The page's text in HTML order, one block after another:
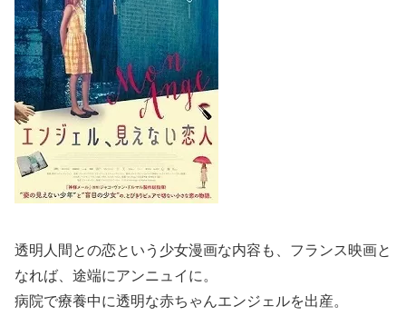
透明人間との恋という少女漫画な内容も、フランス映画と
なれば、途端にアンニュイに。
病院で療養中に透明な赤ちゃんエンジェルを出産。